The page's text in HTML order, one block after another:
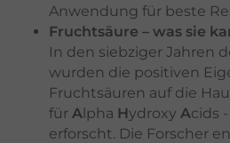
Anwendung für beste
Fruchtsäure – was sie
In den siebziger Jahren
wurden die positiven
Fruchtsäuren auf die
für Alpha Hydroxy Acids
erforscht. Die Forscher